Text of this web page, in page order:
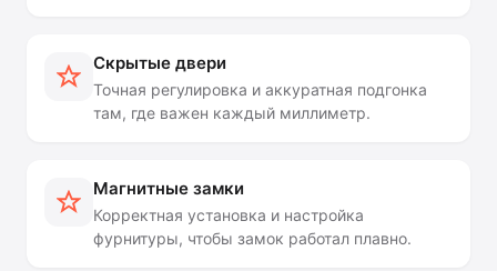
Скрытые двери
Точная регулировка и аккуратная подгонка
там, где важен каждый миллиметр.
Магнитные замки
Корректная установка и настройка
фурнитуры, чтобы замок работал плавно.